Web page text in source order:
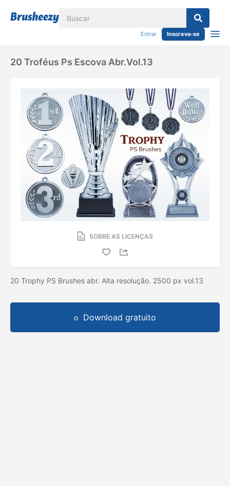
Entrar Inscreva-se
20 Troféus Ps Escova Abr.vol.13
SOBRE AS LICENÇAS
20 Trophy PS Brushes abr. Alta resolução. 2500 px vol.13
Download gratuito